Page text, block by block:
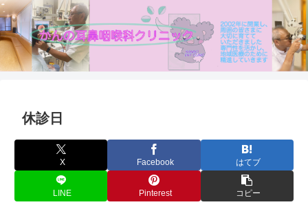
休診日
X Facebook はてブ
LINE Pinterest コピー